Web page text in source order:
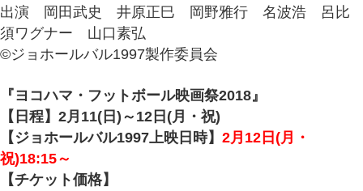
出演 岡田武史 井原正巳 岡野雅行 名波浩 呂比
須ワグナー 山口素弘
©ジョホールバル1997製作委員会
『ヨコハマ・フットボール映画祭2018』
【日程】2月11(日)～12日(月・祝)
【ジョホールバル1997上映日時】 2月12日(月・
祝)18:15～
【チケット価格】